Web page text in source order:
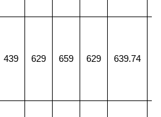
439 629 659 629 639.74